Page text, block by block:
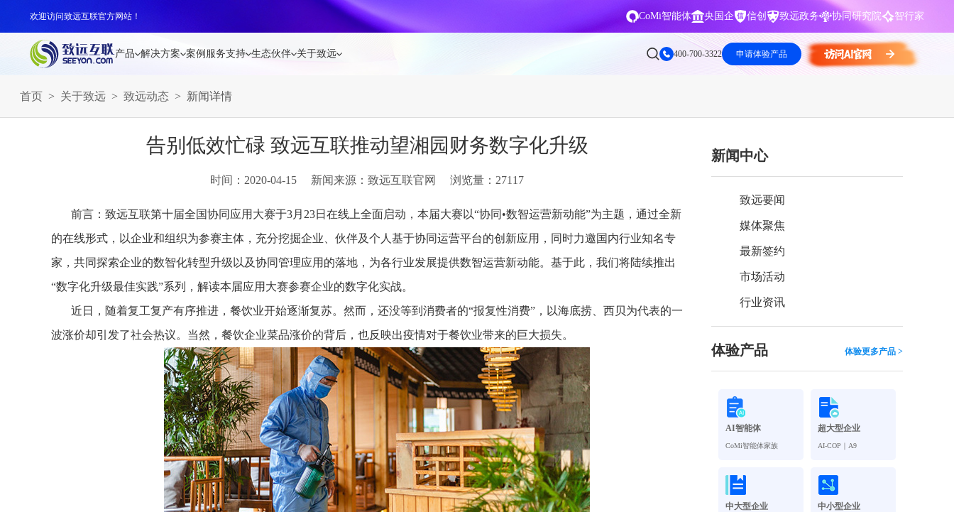
欢迎访问致远互联官方网站！ CoMi智能体 央国企 信创 致远政务 协同研究院 智行家
产品
新一代AI智能体家族
CoMi Builder CoMi APP
Agent驱动，千人千面，高效办公
解决方案
滚动查看更多
协同运营与业务创新深度融合
央国企一体化 文事会一体化
让数字资产为企业运营管理决策提供
信创
安全可控的信创 全面适配
专精特新
构建一体化协同运营管理平台
运营商解决方案
推进数字政府和数字企业转型
集团管控
支撑集团治理、控制与宏观管理
智能风控合规
安全生产
点线面结合，安全风险管控新策略
穿透式监管
数智驱动，全域穿透
穿透式智能合同
穿透式智能科技
全级次穿透，数智驱动科技管理
HR人力资源管理
数智赋能人力，全域一体管控 企业人力穿透合规管控
人业财一体化
数智合规管控 数据驱动经营
案例 服务支持 生态伙伴 关于致远 400-700-3322 申请体验产品
首页 > 关于致远 > 致远动态 > 新闻详情
新闻中心
致远要闻
媒体聚焦
最新签约
市场活动
行业资讯
体验产品 体验更多产品 >
AI智能体
CoMi智能体家族
超大型企业
AI-COP｜A9
中大型企业 中小型企业
告别低效忙碌 致远互联推动望湘园财务数字化升级
时间：2020-04-15 新闻来源：致远互联官网 浏览量：27117
前言：致远互联第十届全国协同应用大赛于3月23日在线上全面启动，本届大赛以“协同•数智运营新动能”为主题，通过全新
的在线形式，以企业和组织为参赛主体，充分挖掘企业、伙伴及个人基于协同运营平台的创新应用，同时力邀国内行业知名专
家，共同探索企业的数智化转型升级以及协同管理应用的落地，为各行业发展提供数智运营新动能。基于此，我们将陆续推出
“数字化升级最佳实践”系列，解读本届应用大赛参赛企业的数字化实战。
近日，随着复工复产有序推进，餐饮业开始逐渐复苏。然而，还没等到消费者的“报复性消费”，以海底捞、西贝为代表的一
波涨价却引发了社会热议。当然，餐饮企业菜品涨价的背后，也反映出疫情对于餐饮业带来的巨大损失。